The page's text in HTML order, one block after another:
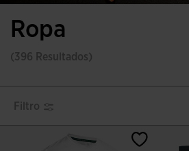
Ropa
(396 Resultados)
Filtro